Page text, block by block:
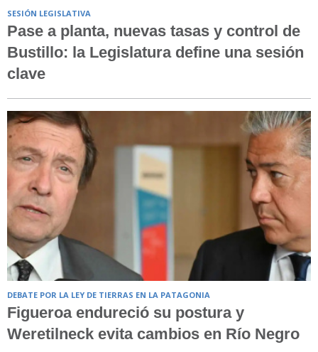
SESIÓN LEGISLATIVA
Pase a planta, nuevas tasas y control de
Bustillo: la Legislatura define una sesión
clave
DEBATE POR LA LEY DE TIERRAS EN LA PATAGONIA
Figueroa endureció su postura y
Weretilneck evita cambios en Río Negro